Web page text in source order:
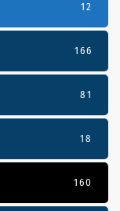
12
166
81
18
160